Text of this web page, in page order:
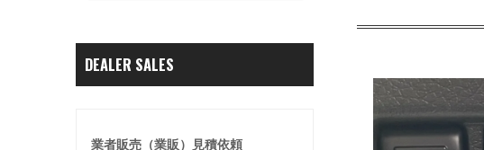
DEALER SALES
業者販売（業販）見積依頼